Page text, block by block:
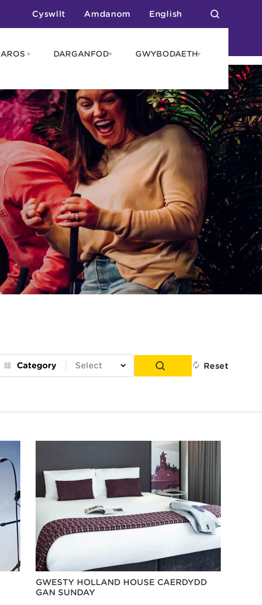
Cyswllt Amdanom English
AROS Open
Gwestai
Hunan Arlwyo
Carafanau a Gwersylla
Rhagor o Leoedd
DARGANFODOpen
GWYBODAETHOpen
Category Reset
GWESTY HOLLAND HOUSE CAERDYDD
GAN SUNDAY